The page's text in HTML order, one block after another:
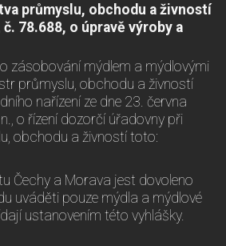
průmyslu, obchodu a živností
78.688, o úpravě výroby a
zásobování mýdlem a mýdlovými
průmyslu, obchodu a živností
nařízení ze dne 23. června
o řízení dozorčí úřadovny při
obchodu a živností toto:
Čechy a Morava jest dovoleno
uváděti pouze mýdla a mýdlové
ustanovením této vyhlášky.